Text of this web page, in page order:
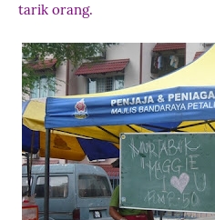
tarik orang.